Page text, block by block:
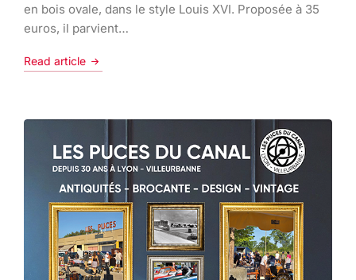
en bois ovale, dans le style Louis XVI. Proposée à 35
euros, il parvient…
Read article